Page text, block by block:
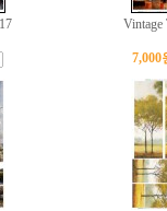
Vintage
7,000